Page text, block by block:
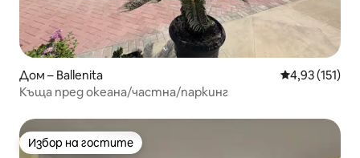
Дом – Ballenita Средна
4,93 (151)
Къща пред океана/частна/паркинг
Избор на гостите
Избор на гостите